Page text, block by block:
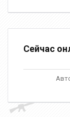
Сейчас